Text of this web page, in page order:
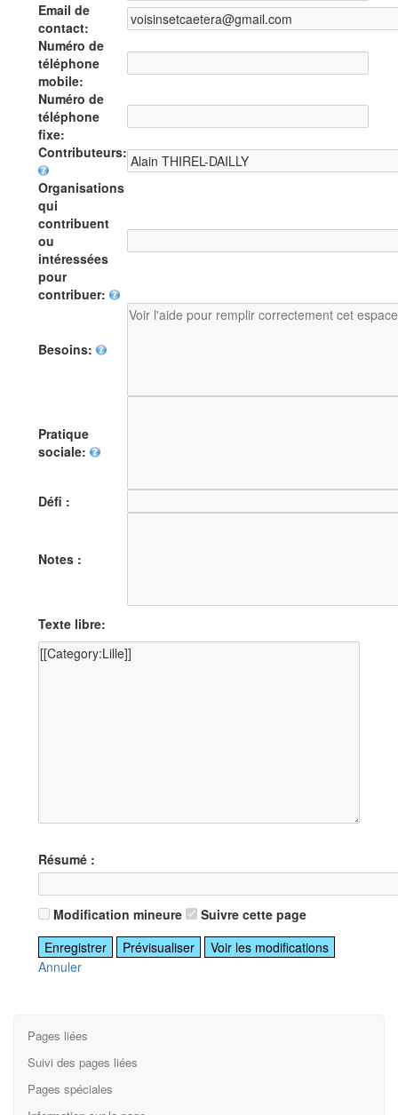
Email de
contact:
Numéro de
téléphone
mobile:
Numéro de
téléphone
fixe:
Contributeurs:
Organisations
qui
contribuent
ou
intéressées
pour
contribuer:
Besoins:
Pratique
sociale:
Défi :
Notes :
Texte libre:
Résumé :
Modification mineure Suivre cette page
Annuler
Pages liées
Suivi des pages liées
Pages spéciales